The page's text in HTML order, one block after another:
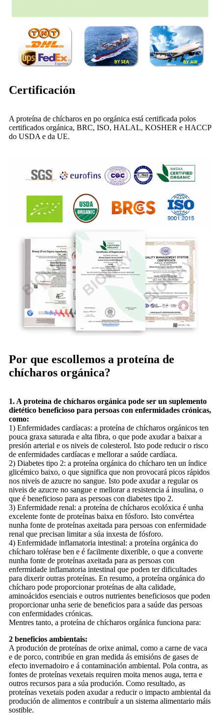
Certificación
A proteína de chícharos en po orgánica está certificada polos
certificados orgánica, BRC, ISO, HALAL, KOSHER e HACCP
do USDA e da UE.
Por que escollemos a proteína de
chícharos orgánica?
1. A proteína de chícharos orgánica pode ser un suplemento
dietético beneficioso para persoas con enfermidades crónicas,
como:
1) Enfermidades cardíacas: a proteína de chícharos orgánicos ten
pouca graxa saturada e alta fibra, o que pode axudar a baixar a
presión arterial e os niveis de colesterol. Isto pode reducir o risco
de enfermidades cardíacas e mellorar a saúde cardíaca.
2) Diabetes tipo 2: a proteína orgánica do chícharo ten un índice
glicémico baixo, o que significa que non provocará picos rápidos
nos niveis de azucre no sangue. Isto pode axudar a regular os
niveis de azucre no sangue e mellorar a resistencia á insulina, o
que é beneficioso para as persoas con diabetes tipo 2.
3) Enfermidade renal: a proteína de chícharos ecolóxica é unha
excelente fonte de proteínas baixa en fósforo. Isto convértea
nunha fonte de proteínas axeitada para persoas con enfermidade
renal que precisan limitar a súa inxesta de fósforo.
4) Enfermidade inflamatoria intestinal: a proteína orgánica do
chícharo tolérase ben e é facilmente dixerible, o que a converte
nunha fonte de proteínas axeitada para as persoas con
enfermidade inflamatoria intestinal que poden ter dificultades
para dixerir outras proteínas. En resumo, a proteína orgánica do
chícharo pode proporcionar proteínas de alta calidade,
aminoácidos esenciais e outros nutrientes beneficiosos que poden
proporcionar unha serie de beneficios para a saúde das persoas
con enfermidades crónicas.
Mentres tanto, a proteína de chícharos orgánica funciona para:
2 beneficios ambientais:
A produción de proteínas de orixe animal, como a carne de vaca
e de porco, contribúe en gran medida ás emisións de gases de
efecto invernadoiro e á contaminación ambiental. Pola contra, as
fontes de proteínas vexetais requiren moita menos auga, terra e
outros recursos para a súa produción. Como resultado, as
proteínas vexetais poden axudar a reducir o impacto ambiental da
produción de alimentos e contribuír a un sistema alimentario máis
sostible.